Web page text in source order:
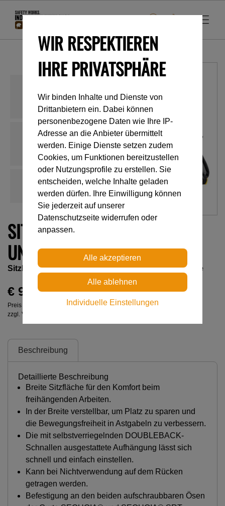
SITZBRETT FÜR SEQUOIA®-
UND SEQUOIA® SRT-GURTE
Sitzbrett für SEQUOIA®- und SEQUOIA®SRT-Gurte
€ 95,00
Preis inkl. MwSt.
zzgl. Versandkosten
Beschreibung
Detaillierte Beschreibung
Breite Sitzfläche für den Komfort beim
freihängenden Arbeiten.
In der Breite verstellbar, um Platz zu sparen und
die Bewegungsfreiheit in Astgabeln zu verbessern.
Die mit selbstverriegelnden DOUBLEBACK-
Schnallen ausgestattete Aufhängung lässt sich
schnell und einfach einstellen.
Kann bei Nichtverwendung auf dem Rücken
getragen werden.
Befestigung an den beiden aufschraubbaren Ösen
WIR RESPEKTIEREN
IHRE PRIVATSPHÄRE
Wir binden Inhalte und Dienste von
Drittanbietern ein. Dabei können
personenbezogene Daten wie Ihre IP-
Adresse an die Anbieter übermittelt
werden. Einige Dienste setzen zudem
Cookies, um Funktionen bereitzustellen
oder Nutzungsprofile zu erstellen. Sie
entscheiden, welche Inhalte geladen
werden dürfen. Ihre Einwilligung können
Sie jederzeit auf unserer
Datenschutzseite widerrufen oder
anpassen.
Individuelle Einstellungen